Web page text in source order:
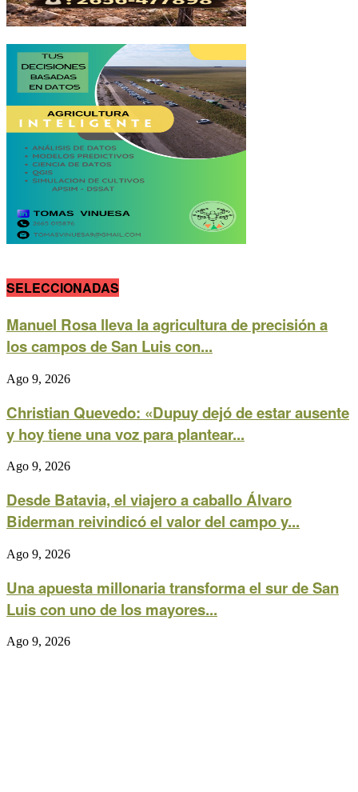
SELECCIONADAS
Manuel Rosa lleva la agricultura de precisión a
los campos de San Luis con...
Ago 9, 2026
Christian Quevedo: «Dupuy dejó de estar ausente
y hoy tiene una voz para plantear...
Ago 9, 2026
Desde Batavia, el viajero a caballo Álvaro
Biderman reivindicó el valor del campo y...
Ago 9, 2026
Una apuesta millonaria transforma el sur de San
Luis con uno de los mayores...
Ago 9, 2026